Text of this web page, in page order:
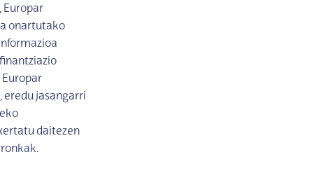
Europar
onartutako
eredu jasangarri
daitezen